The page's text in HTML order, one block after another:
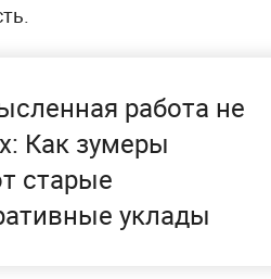
работа не
Как зумеры
старые
уклады